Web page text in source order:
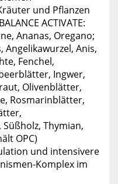
und Pflanzen
ACTIVATE:
Ananas, Oregano;
Angelikawurzel, Anis,
Fenchel,
Ingwer,
Olivenblätter,
Rosmarinblätter,
Thymian,
OPC)
und intensivere
Komplex im